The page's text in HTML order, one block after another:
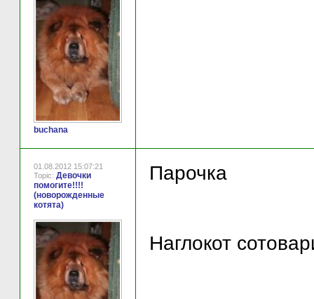
buchana
01.08.2012 15:07:21
Topic: Девочки
помогите!!!!
(новорожденные
котята)
Парочка
Наглокот